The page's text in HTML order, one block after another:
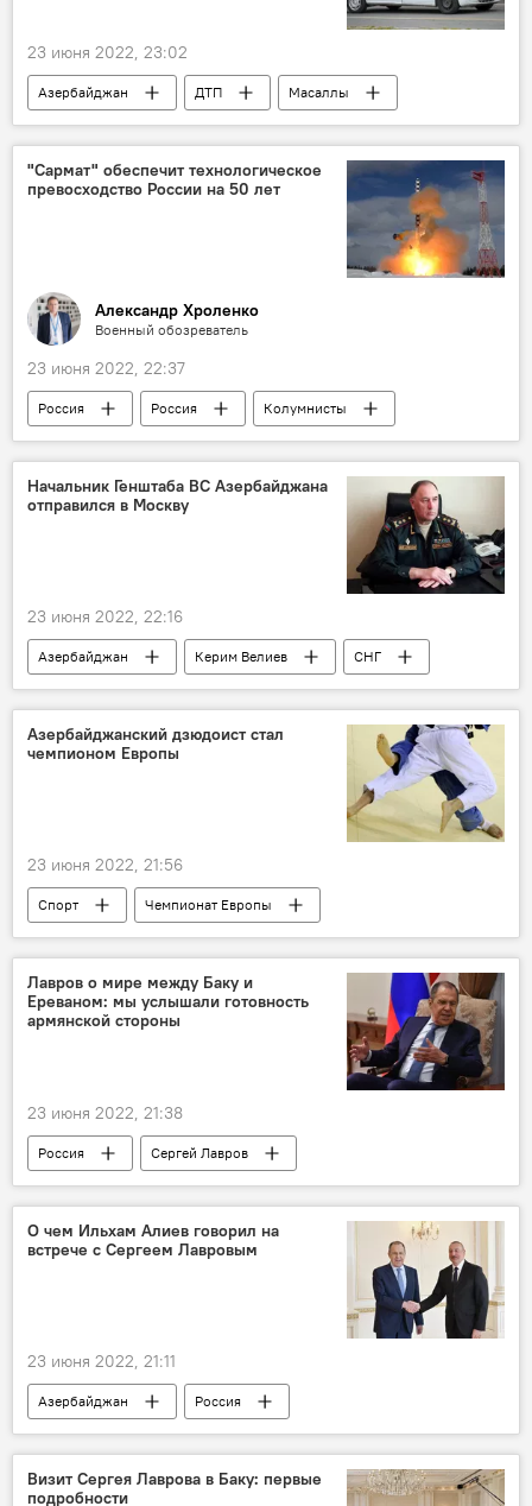
23 июня 2022, 23:02
Азербайджан ДТП Масаллы
"Сармат" обеспечит технологическое
превосходство России на 50 лет
Александр Хроленко
Военный обозреватель
23 июня 2022, 22:37
Россия Россия Колумнисты
Начальник Генштаба ВС Азербайджана
отправился в Москву
23 июня 2022, 22:16
Азербайджан Керим Велиев СНГ
Азербайджанский дзюдоист стал
чемпионом Европы
23 июня 2022, 21:56
Спорт
Чемпионат Европы
дзюдоист
Финал
Лавров о мире между Баку и
Ереваном: мы услышали готовность
армянской стороны
23 июня 2022, 21:38
Россия
Сергей Лавров
Азербайджан
О чем Ильхам Алиев говорил на
встрече с Сергеем Лавровым
23 июня 2022, 21:11
Азербайджан
Россия
Ильхам Алиев
Сергей Лавров
Визит Сергея Лаврова в Баку: первые
подробности